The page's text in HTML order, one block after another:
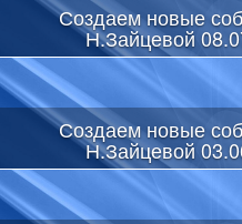
Создаем новые
Н.Зайцевой
Создаем новые
Н.Зайцевой